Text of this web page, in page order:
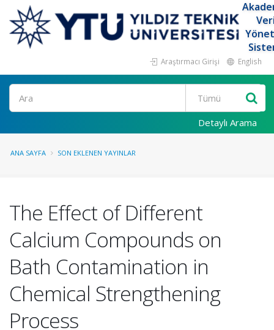
Araştırmacı Girişi English
Ara
Detaylı Arama
ANA SAYFA SON EKLENEN YAYINLAR
The Effect of Different
Calcium Compounds on
Bath Contamination in
Chemical Strengthening
Process